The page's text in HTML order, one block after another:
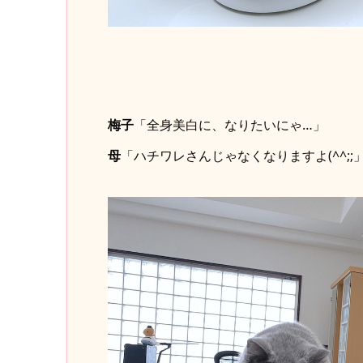
梅子「全身美白に、なりたいにゃ…」
母「ハチワレさんじゃなくなりますよ(^^;;